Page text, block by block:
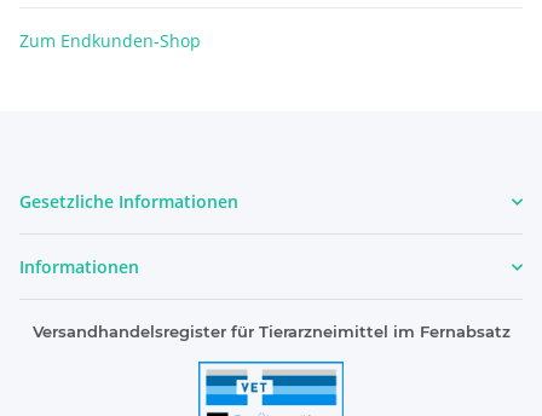
Zum Endkunden-Shop
Gesetzliche Informationen
Informationen
Versandhandelsregister für Tierarzneimittel im Fernabsatz